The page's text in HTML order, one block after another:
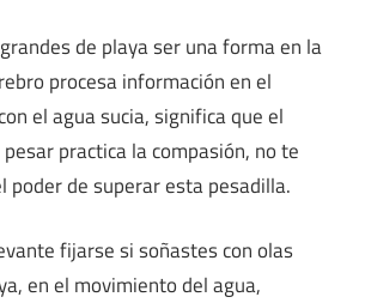
de playa ser una forma en la
procesa información en el
el agua sucia, significa que el
practica la compasión, no te
poder de superar esta pesadilla.
fijarse si soñastes con olas
en el movimiento del agua,